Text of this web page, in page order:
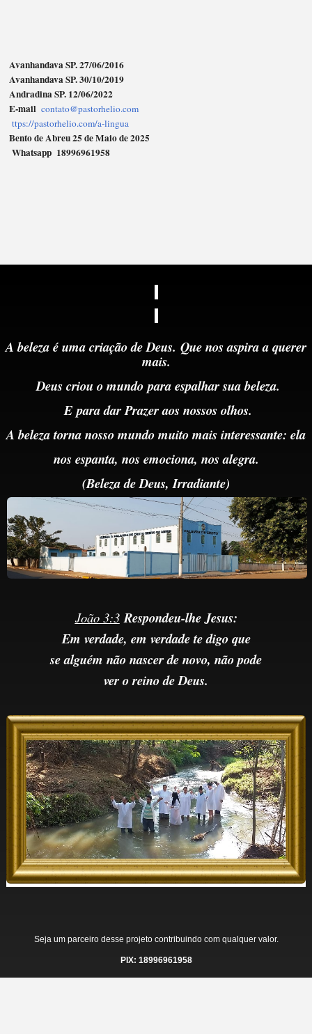
Avanhandava SP. 27/06/2016
Avanhandava SP. 30/10/2019
Andradina SP. 12/06/2022
E-mailcontato@pastorhelio.com
ttps://pastorhelio.com/a-lingua
Bento de Abreu 25 de Maio de 2025
Whatsapp 18996961958
A beleza é uma criação de Deus. Que nos aspira a querer
mais.
Deus criou o mundoparaespalhar sua beleza.
Epara dar Prazer aos nossos olhos.
A beleza torna nosso mundo muito mais interessante: ela
nos espanta, nos emociona, nos alegra.
(Beleza de Deus,Irradiante)
João 3:3 Respondeu-lhe Jesus:
Em verdade, em verdade te digo que
se alguém não nascer de novo, não pode
ver o reino de Deus.
Seja um parceiro desse projeto contribuindo com qualquer valor.
PIX: 18996961958